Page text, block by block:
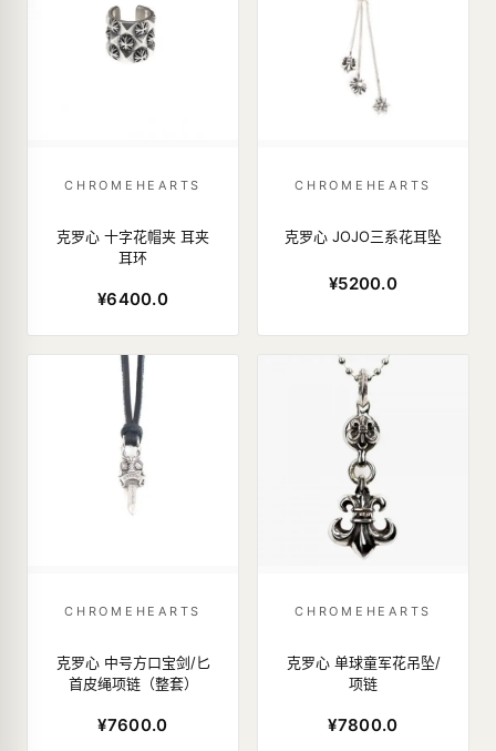
CHROMEHEARTS
克罗心 十字花帽夹 耳夹
耳环
¥6400.0
CHROMEHEARTS
克罗心 JOJO三系花耳坠
¥5200.0
CHROMEHEARTS
克罗心 中号方口宝剑/匕
首皮绳项链（整套）
¥7600.0
CHROMEHEARTS
克罗心 单球童军花吊坠/
项链
¥7800.0